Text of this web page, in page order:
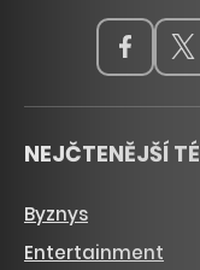
NEJČTENĚJŠÍ
Byznys
Entertainment